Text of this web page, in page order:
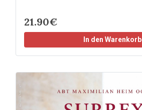
21.90€
In den Warenkorb